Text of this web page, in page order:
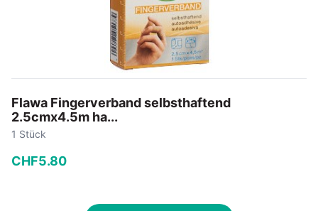
Flawa Fingerverband selbsthaftend
2.5cmx4.5m ha...
1 Stück
CHF5.80